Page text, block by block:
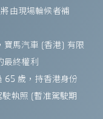
由現場輪候者補
寶馬汽車 (香港) 有限
最終權利
65 歲，持香港身份
執照 (暫准駕駛期